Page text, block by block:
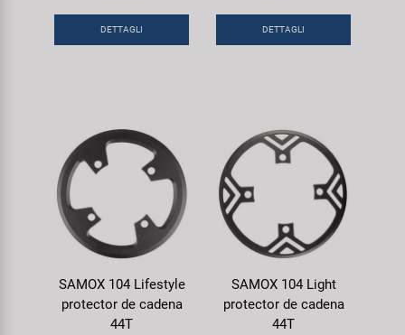
DETTAGLI DETTAGLI
SAMOX 104 Lifestyle
protector de cadena
44T
SAMOX 104 Light
protector de cadena
44T